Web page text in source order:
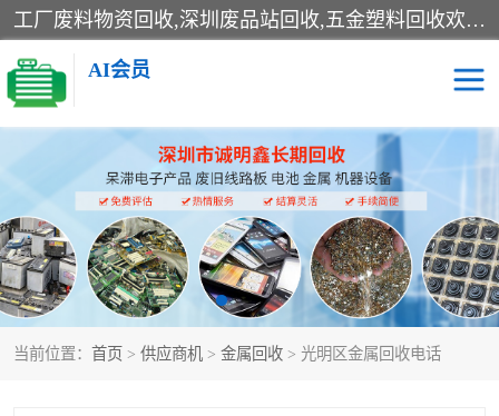
工厂废料物资回收,深圳废品站回收,五金塑料回收欢迎有金属、塑料、电子、电线、废旧设备、废铜、锡渣、线路板、镀银废料、废IC、电子零件、电子脚，等其他废旧物资的单位及个人联系洽谈。对提供息者我们可以提供优厚的业务提成（佣金）。
AI会员
当前位置： 首页 > 供应商机 > 金属回收 > 光明区金属回收电话
线路板回收 电子回收
电子产品回收 电池回收
金属回收 机器设备回收